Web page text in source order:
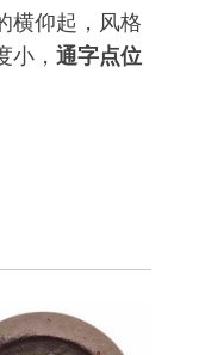
横仰起，风格
， 通字点位